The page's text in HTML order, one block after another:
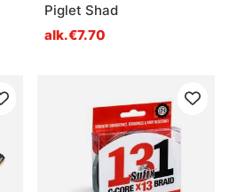
Piglet Shad
alk.€7.70